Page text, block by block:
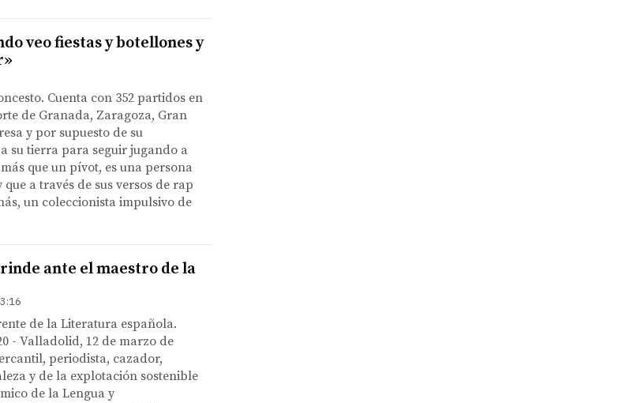
veo fiestas y botellones y
Cuenta con 352 partidos en
de Granada, Zaragoza, Gran
y por supuesto de su
su tierra para seguir jugando a
que un pívot, es una persona
a través de sus versos de rap
un coleccionista impulsivo de
ante el maestro de la
de la Literatura española.
- Valladolid, 12 de marzo de
periodista, cazador,
y de la explotación sostenible
de la Lengua y